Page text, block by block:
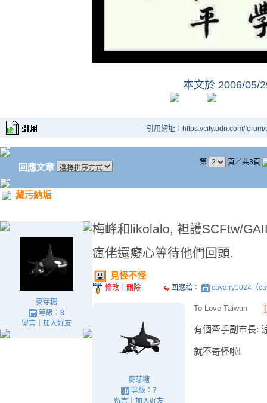
本文於 2006/05/
引用網址：https://city.udn.com/
回應文章 第 頁／共3頁
藏污納垢
麥芽糖
等級：8
留言｜ 加入好友
梅峰和likolalo, 袒護SCFtw/
瘋佬還癡心等待他們回頭.
見怪不怪
修改 刪除 回應給： cavalry1024（
麥芽糖
等級：7
留言｜ 加入好友
To Love Taiwan
有個牽手副市長:
就不奇怪啦!